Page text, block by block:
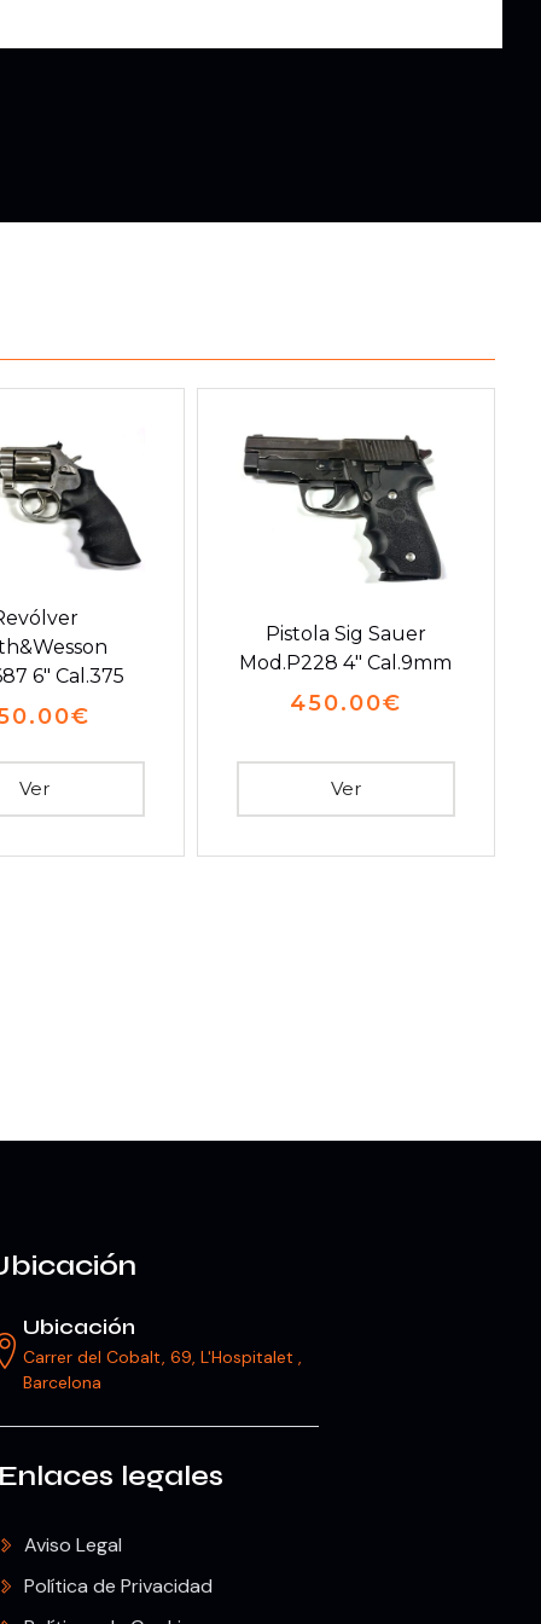
6″ Cal.375
€
Ver
Pistola Sig Sauer
Mod.P228 4″ Cal.9mm
450.00€
Ver
Ubicación
Carrer del Cobalt, 69, L'Hospitalet ,
Barcelona
Enlaces legales
Aviso Legal
Política de Privacidad